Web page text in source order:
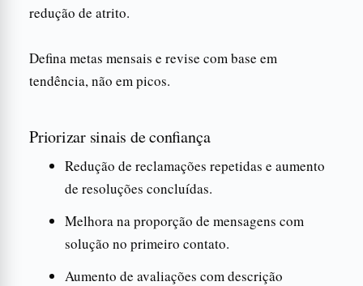
redução de atrito.
Defina metas mensais e revise com base em
tendência, não em picos.
Priorizar sinais de confiança
Redução de reclamações repetidas e aumento
de resoluções concluídas.
Melhora na proporção de mensagens com
solução no primeiro contato.
Aumento de avaliações com descrição